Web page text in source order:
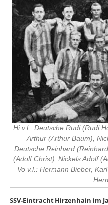
Hi v.l.: Deutsche Rudi (Rudi
Arthur (Arthur Baum),
Deutsche Reinhard
(Adolf Christ), Nickels Adolf
Vo v.l.: Hermann Bieber,
SSV-Eintracht Hirzenhain im